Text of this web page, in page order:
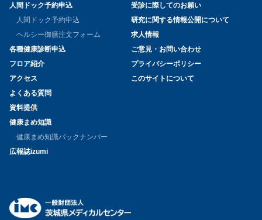
人間ドック予約申込
人間ドック予約申込
ヘルシー御膳注文フォーム
各種健康診断申込
フロア紹介
アクセス
よくある質問
資料提供
健康まめ知識
健康まめ知識バックナンバー
広報誌izumi
受診に際してのお願い
研究に関する情報公開について
求人情報
ご意見・お問い合わせ
プライバシーポリシー
このサイトについて